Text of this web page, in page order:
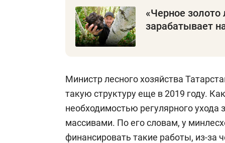
«Черное золото
зарабатывает
Министр лесного хозяйства
такую структуру еще в 2019 году.
необходимостью регулярного
массивами. По его словам, у
финансировать такие работы, из-за